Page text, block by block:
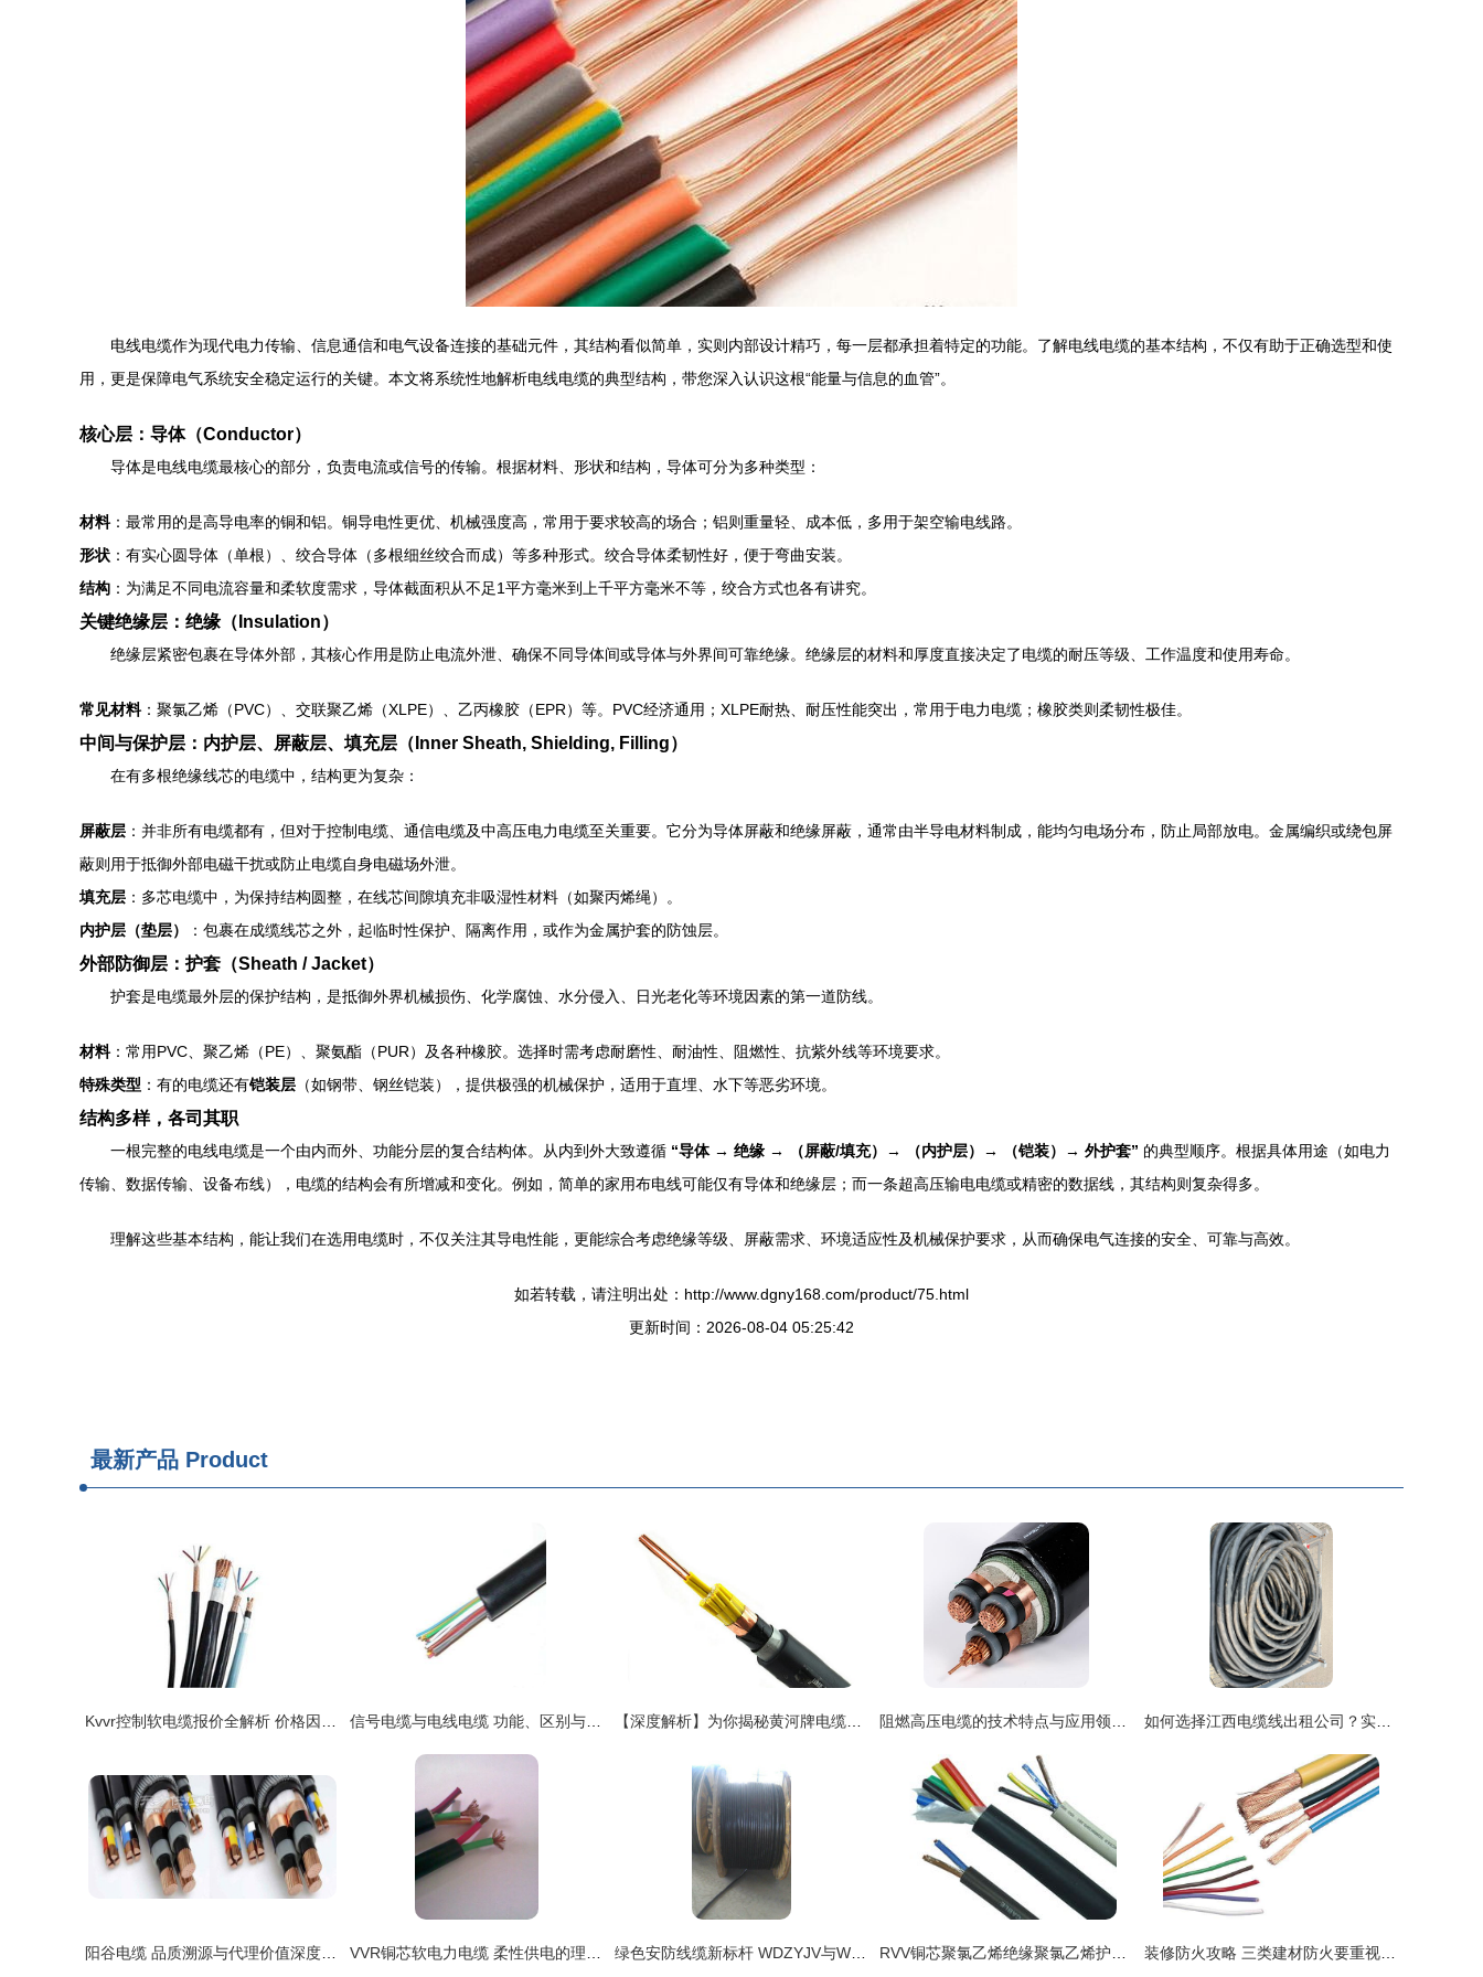
电线电缆作为现代电力传输、信息通信和电气设备连接的基础元件，其结构看似简单，实则内部设计精巧，每一层都承担着特定的功能。了解电线电缆的基本结构，不仅有助于正确选型和使
用，更是保障电气系统安全稳定运行的关键。本文将系统性地解析电线电缆的典型结构，带您深入认识这根“能量与信息的血管”。
核心层：导体（Conductor）
导体是电线电缆最核心的部分，负责电流或信号的传输。根据材料、形状和结构，导体可分为多种类型：
材料：最常用的是高导电率的铜和铝。铜导电性更优、机械强度高，常用于要求较高的场合；铝则重量轻、成本低，多用于架空输电线路。
形状 ：有实心圆导体（单根）、绞合导体（多根细丝绞合而成）等多种形式。绞合导体柔韧性好，便于弯曲安装。
结构 ：为满足不同电流容量和柔软度需求，导体截面积从不足1平方毫米到上千平方毫米不等，绞合方式也各有讲究。
关键绝缘层：绝缘（Insulation）
绝缘层紧密包裹在导体外部，其核心作用是防止电流外泄、确保不同导体间或导体与外界间可靠绝缘。绝缘层的材料和厚度直接决定了电缆的耐压等级、工作温度和使用寿命。
常见材料：聚氯乙烯（PVC）、交联聚乙烯（XLPE）、乙丙橡胶（EPR）等。PVC经济通用；XLPE耐热、耐压性能突出，常用于电力电缆；橡胶类则柔韧性极佳。
中间与保护层：内护层、屏蔽层、填充层（Inner Sheath, Shielding, Filling）
在有多根绝缘线芯的电缆中，结构更为复杂：
屏蔽层 ：并非所有电缆都有，但对于控制电缆、通信电缆及中高压电力电缆至关重要。它分为导体屏蔽和绝缘屏蔽，通常由半导电材料制成，能均匀电场分布，防止局部放电。金属编织或绕包屏
蔽则用于抵御外部电磁干扰或防止电缆自身电磁场外泄。
填充层 ：多芯电缆中，为保持结构圆整，在线芯间隙填充非吸湿性材料（如聚丙烯绳）。
内护层（垫层）
：包裹在成缆线芯之外，起临时性保护、隔离作用，或作为金属护套的防蚀层。
外部防御层：护套（Sheath / Jacket）
护套是电缆最外层的保护结构，是抵御外界机械损伤、化学腐蚀、水分侵入、日光老化等环境因素的第一道防线。
材料：常用PVC、聚乙烯（PE）、聚氨酯（PUR）及各种橡胶。选择时需考虑耐磨性、耐油性、阻燃性、抗紫外线等环境要求。
特殊类型 ：有的电缆还有铠装层 （如钢带、钢丝铠装），提供极强的机械保护，适用于直埋、水下等恶劣环境。
结构多样，各司其职
一根完整的电线电缆是一个由内而外、功能分层的复合结构体。从内到外大致遵循 “导体 → 绝缘 → （屏蔽/填充）→ （内护层）→ （铠装）→ 外护套” 的典型顺序。根据具体用途（如电力
传输、数据传输、设备布线），电缆的结构会有所增减和变化。例如，简单的家用布电线可能仅有导体和绝缘层；而一条超高压输电电缆或精密的数据线，其结构则复杂得多。
理解这些基本结构，能让我们在选用电缆时，不仅关注其导电性能，更能综合考虑绝缘等级、屏蔽需求、环境适应性及机械保护要求，从而确保电气连接的安全、可靠与高效。
如若转载，请注明出处：http://www.dgny168.com/product/75.html
更新时间：2026-08-04 05:25:42
最新产品 Product